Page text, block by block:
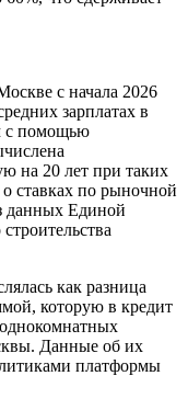
с начала 2026
зарплатах в
с помощью
на 20 лет при таких
ставках по рыночной
данных Единой
как разница
которую в кредит
Данные об их
платформы